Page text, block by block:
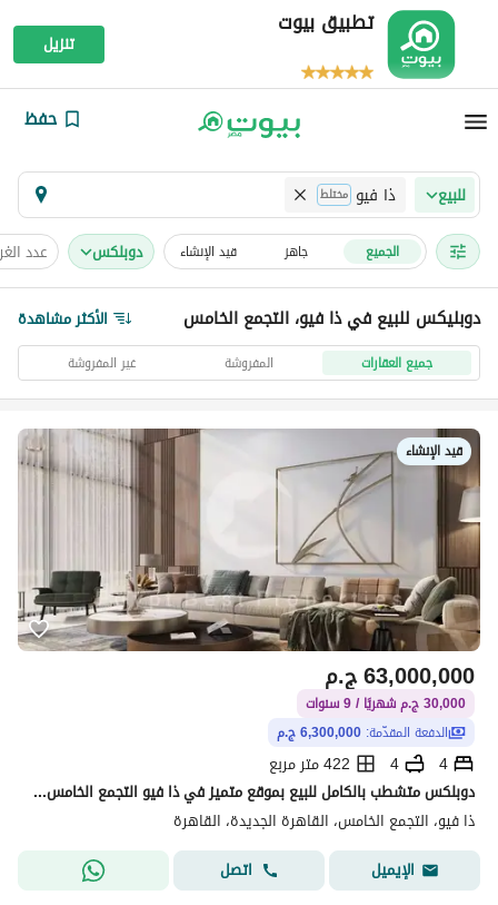
تطبيق بيوت
تنزيل
حفظ
للبيع ذا فيو مختلط
الجميع جاهز قيد الإنشاء دوبلكس عدد
دوبليكس للبيع في ذا فيو، التجمع الخامس الأكثر مشاهدة
جميع العقارات المفروشة غير المفروشة
قيد الإنشاء
ج.م63,000,000
30,000 ج.م شهريًا / 9 سنوات
الدفعة المقدّمة: 6,300,000 ج.م
4
4
422 متر مربع
دوبلكس متشطب بالكامل للبيع بموقع متميز في ذا فيو التجمع الخامس بالتقسيط علي 9 سنوات من تطوير وتر واى بسعر مميز واطول فتره سداد
ذا فيو، التجمع الخامس، القاهرة الجديدة، القاهرة
الإيميل
اتصل